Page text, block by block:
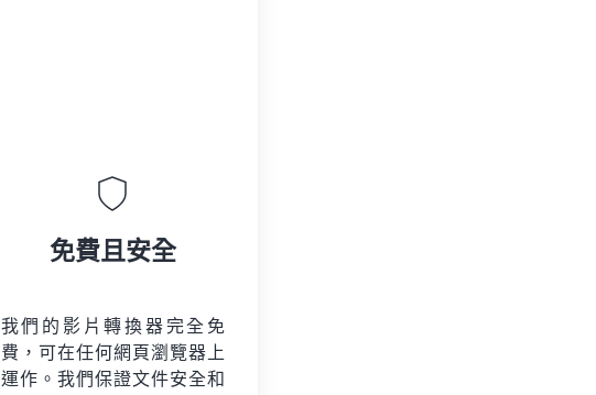
免費且安全
我們的影片轉換器完全免
費，可在任何網頁瀏覽器上
運作。我們保證文件安全和